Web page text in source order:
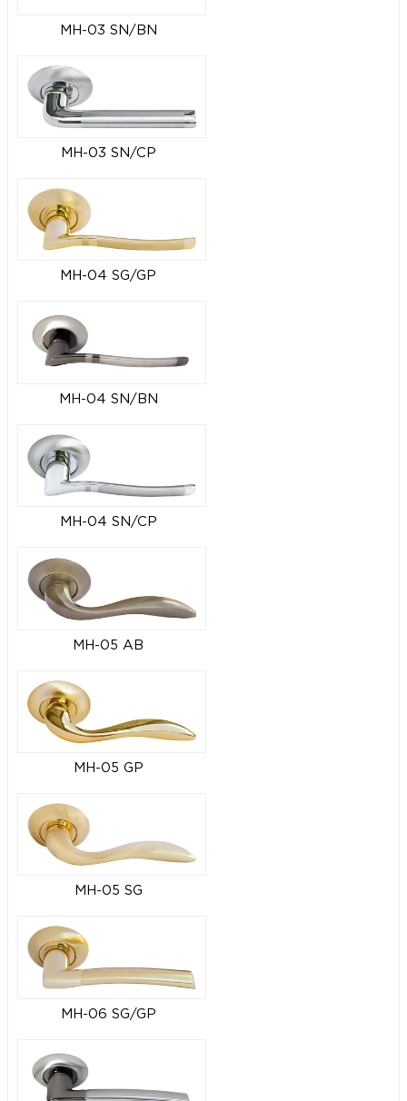
MH-03 SN/BN
MH-03 SN/CP
MH-04 SG/GP
MH-04 SN/BN
MH-04 SN/CP
MH-05 AB
MH-05 GP
MH-05 SG
MH-06 SG/GP